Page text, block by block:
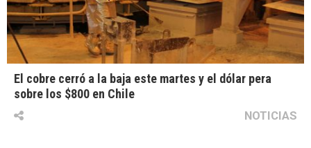
El cobre cerró a la baja este martes y el dólar pera
sobre los $800 en Chile
NOTICIAS